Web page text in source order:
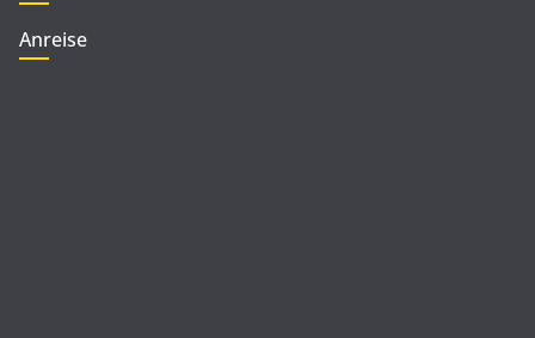
Anreise